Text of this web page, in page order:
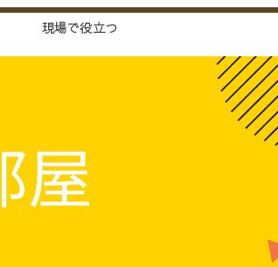
現場で役立つ